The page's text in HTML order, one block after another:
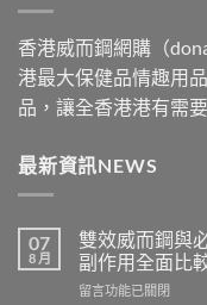
香港威而鋼網購（
港最大保健品情趣用
品，讓全香港港有需
最新資訊NEWS
07
8 月
雙效威而鋼與
副作用全面比
在
留言功能已關閉